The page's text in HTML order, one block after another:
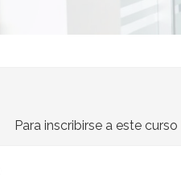
Para inscribirse a este curso